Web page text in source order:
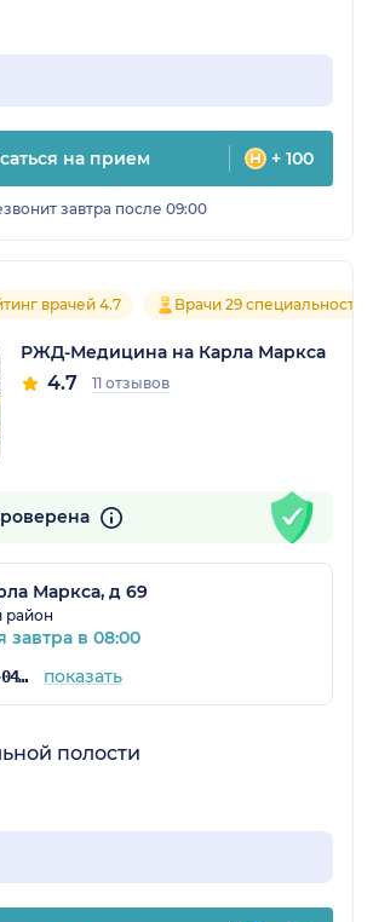
на прием + 100
завтра после 09:00
врачей 4.7 Врачи 29 специальностей
РЖД-Медицина на Карла Маркса
4.7 11 отзывов
Маркса, д 69
район
завтра в 08:00
+7 (347) 210-04-96 показать
полости